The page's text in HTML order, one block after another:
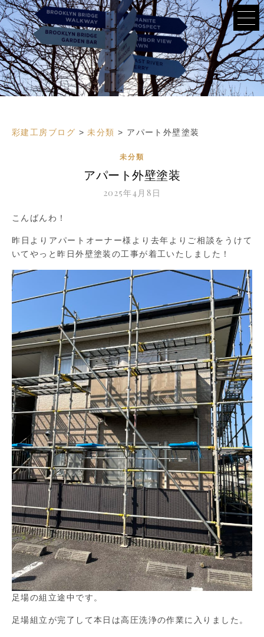
彩建工房ブログ >未分類 > アパート外壁塗装
未分類
アパート外壁塗装
2025年4月8日
こんばんわ！
昨日よりアパートオーナー様より去年よりご相談をうけて
いてやっと昨日外壁塗装の工事が着工いたしました！
足場の組立途中です。
足場組立が完了して本日は高圧洗浄の作業に入りました。